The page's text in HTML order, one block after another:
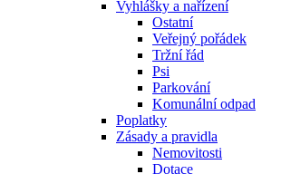
Vyhlášky a nařízení
Ostatní
Veřejný pořádek
Tržní řád
Psi
Parkování
Komunální odpad
Poplatky
Zásady a pravidla
Nemovitosti
Dotace